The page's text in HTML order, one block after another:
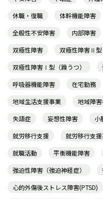
休職・復職
体幹機能障害
全般性不安障害
内部障害
双極性障害
双極性障害Ⅱ型
双極性障害Ⅰ型（躁うつ）
呼吸器機能障害
在宅勤務
地域生活支援事業
地域障
失語症
妄想性障害 小
就労移行支援
就労移行支
就職活動
平衡機能障害
強迫性障害（強迫神経症）
心的外傷後ストレス障害(PTSD)